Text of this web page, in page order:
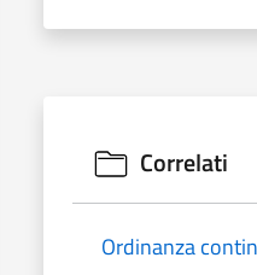
Correlati
Ordinanza